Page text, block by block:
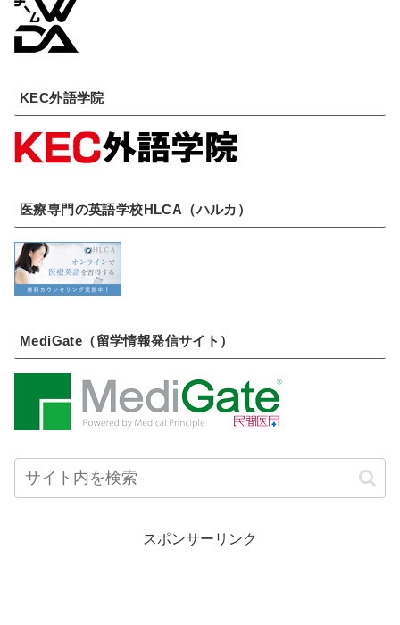
KEC外語学院
医療専門の英語学校HLCA（ハルカ）
MediGate（留学情報発信サイト）
スポンサーリンク